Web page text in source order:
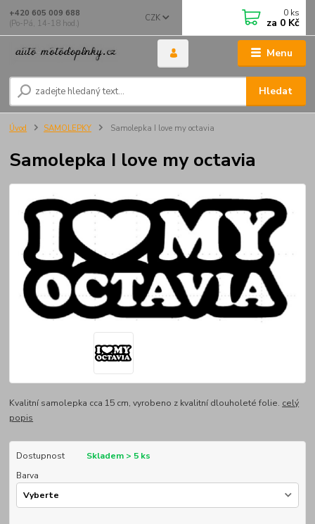
Menu
CZK
Hledat
+420 605 009 688
(Po-Pá, 14-18 hod.)
0 ks
za 0 Kč
Úvod SAMOLEPKY Samolepka I love my octavia
Samolepka I love my octavia
Kvalitní samolepka cca 15 cm, vyrobeno z kvalitní dlouholeté folie. celý
popis
Dostupnost
Skladem > 5 ks
Barva